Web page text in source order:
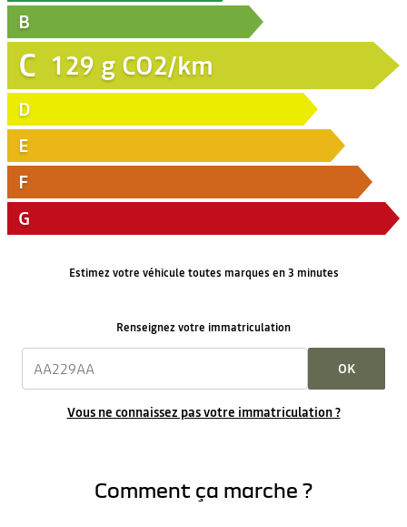
B
C 129 g CO2/km
D
E
F
G
Estimez votre véhicule toutes marques en 3 minutes
Renseignez votre immatriculation
OK
Vous ne connaissez pas votre immatriculation ?
Comment ça marche ?